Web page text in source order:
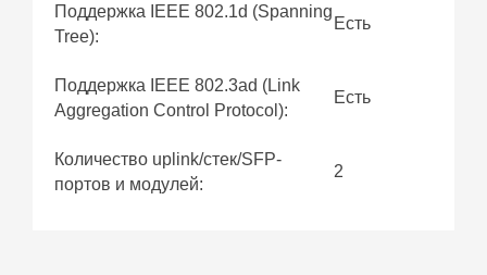
Поддержка IEEE 802.1d (Spanning
Tree):
Есть
Поддержка IEEE 802.3ad (Link
Aggregation Control Protocol):
Есть
Количество uplink/стек/SFP-
портов и модулей:
2